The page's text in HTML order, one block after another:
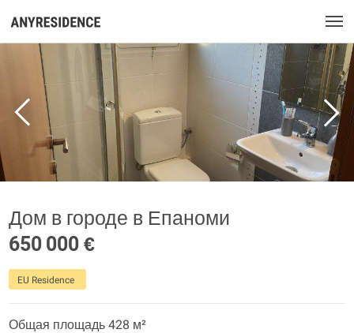
Дом в городе в Епаноми
650 000 €
EU Residence
Общая площадь 428 м²